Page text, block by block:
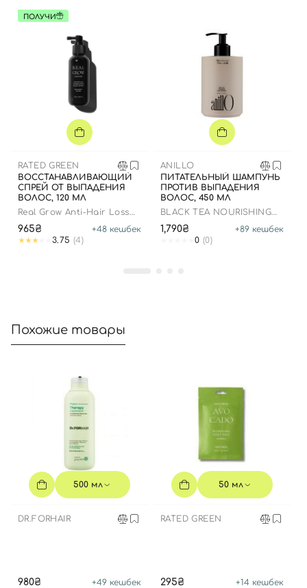
ПОЛУЧИ
RATED GREEN
ВОССТАНАВЛИВАЮЩИЙ
СПРЕЙ ОТ ВЫПАДЕНИЯ
ВОЛОС, 120 МЛ
Real Grow Anti-Hair Loss
965₴ +48 кешбек
3.75 (4)
ANILLO
ПИТАТЕЛЬНЫЙ ШАМПУНЬ
ПРОТИВ ВЫПАДЕНИЯ
ВОЛОС, 450 МЛ
BLACK TEA NOURISHING
1,790₴ +89 кешбек
0 (0)
Похожие товары
500 мл
DR.FORHAIR
980₴ +49 кешбек
50 мл
RATED GREEN
295₴ +14 кешбек
Вход Регистрация
Номер телефона
Отправляя форму для авторизации/регистрации, вы